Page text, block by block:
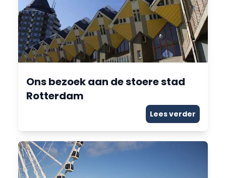
Ons bezoek aan de stoere stad
Rotterdam
Lees verder